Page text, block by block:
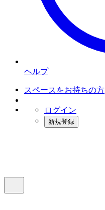
ヘルプ
スペースをお持ちの方
ログイン
新規登録